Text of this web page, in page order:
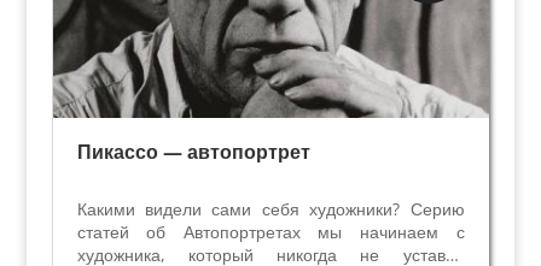
Пикассо — автопортрет
Какими видели сами себя художники? Серию
статей об Автопортретах мы начинаем с
художника, который никогда не уставал